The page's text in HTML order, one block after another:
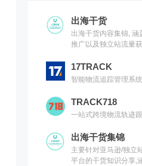
出海干货
出海干货内容集锦, 涵
推广以及独立站流量
17TRACK
智能物流追踪管理系统
TRACK718
一站式跨境物流轨迹
出海干货集锦
主要针对亚马逊/独立
平台的干货知识分享,